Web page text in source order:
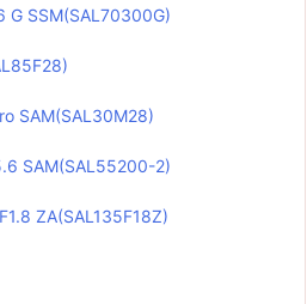
SSM(SAL70300G)
SAM(SAL30M28)
SAM(SAL55200-2)
ZA(SAL135F18Z)